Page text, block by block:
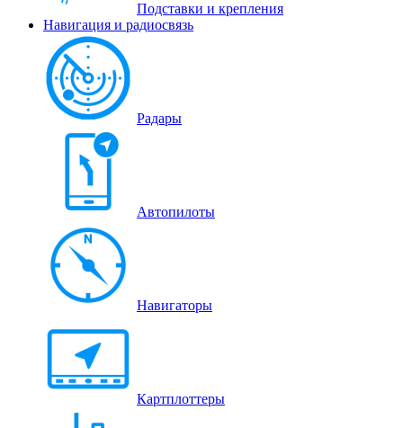
Подставки и крепления
Навигация и радиосвязь
Радары
Автопилоты
Навигаторы
Картплоттеры